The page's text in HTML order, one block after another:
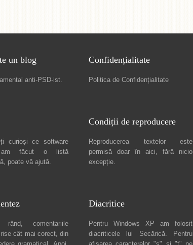
un blog
anti-PSD-ist.
Confidențialitate
Politica de Confidențialitate
curioși ce software
am făcut o listă
, poate vă ajută.
Condiții de reproducere
Reproducerea textelor este
permisă doar în aici, fără nicio
excepție.
comentariile
cât mai corect, din
Diacritice
Pentru Windows XP am folosit
diacriticele lui Secărică. Pentru